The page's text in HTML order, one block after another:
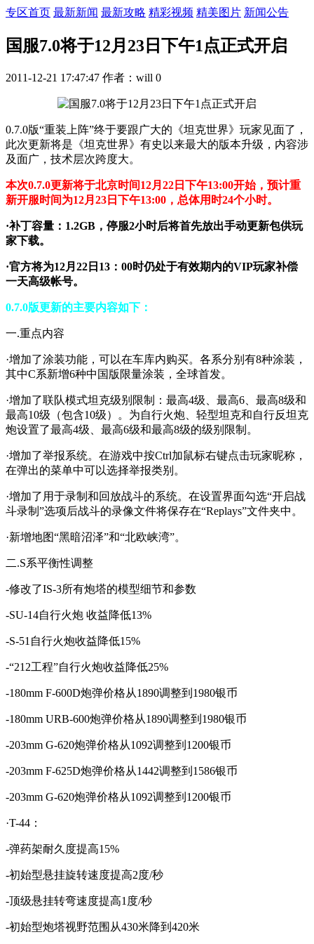
专区首页 最新新闻 最新攻略 精彩视频 精美图片 新闻公告
国服7.0将于12月23日下午1点正式开启
2011-12-21 17:47:47 作者：will 0
0.7.0版“重装上阵”终于要跟广大的《坦克世界》玩家见面了，
此次更新将是《坦克世界》有史以来最大的版本升级，内容涉
及面广，技术层次跨度大。
本次0.7.0更新将于北京时间12月22日下午13:00开始，预计重
新开服时间为12月23日下午13:00，总体用时24个小时。
·补丁容量：1.2GB，停服2小时后将首先放出手动更新包供玩
家下载。
·官方将为12月22日13：00时仍处于有效期内的VIP玩家补偿
一天高级帐号。
0.7.0版更新的主要内容如下：
一.重点内容
·增加了涂装功能，可以在车库内购买。各系分别有8种涂装，
其中C系新增6种中国版限量涂装，全球首发。
·增加了联队模式坦克级别限制：最高4级、最高6、最高8级和
最高10级（包含10级）。为自行火炮、轻型坦克和自行反坦克
炮设置了最高4级、最高6级和最高8级的级别限制。
·增加了举报系统。在游戏中按Ctrl加鼠标右键点击玩家昵称，
在弹出的菜单中可以选择举报类别。
·增加了用于录制和回放战斗的系统。在设置界面勾选“开启战
斗录制”选项后战斗的录像文件将保存在“Replays”文件夹中。
·新增地图“黑暗沼泽”和“北欧峡湾”。
二.S系平衡性调整
-修改了IS-3所有炮塔的模型细节和参数
-SU-14自行火炮 收益降低13%
-S-51自行火炮收益降低15%
-“212工程”自行火炮收益降低25%
-180mm F-600D炮弹价格从1890调整到1980银币
-180mm URB-600炮弹价格从1890调整到1980银币
-203mm G-620炮弹价格从1092调整到1200银币
-203mm F-625D炮弹价格从1442调整到1586银币
-203mm G-620炮弹价格从1092调整到1200银币
·T-44：
-弹药架耐久度提高15%
-初始型悬挂旋转速度提高2度/秒
-顶级悬挂转弯速度提高1度/秒
-初始型炮塔视野范围从430米降到420米